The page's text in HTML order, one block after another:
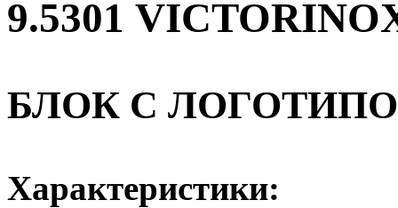
9.5301
БЛОК С
Характеристики: